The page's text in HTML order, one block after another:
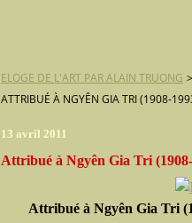
ELOGE DE L'ART PAR ALAIN TRUONG >
ATTRIBUÉ À NGYÊN GIA TRI (1908-
13 avril 2011
Attribué à Ngyên Gia Tri
Attribué à Ngyên Gia Tri